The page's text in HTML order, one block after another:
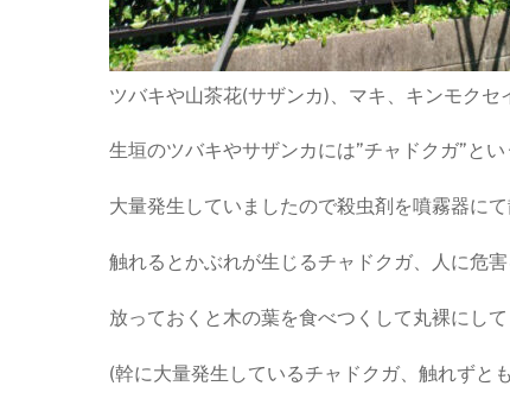
ツバキや山茶花(サザンカ)、マキ、キンモク
生垣のツバキやサザンカには”チャドクガ”と
大量発生していましたので殺虫剤を噴霧器に
触れるとかぶれが生じるチャドクガ、人に危
放っておくと木の葉を食べつくして丸裸にして
(幹に大量発生しているチャドクガ、触れずと